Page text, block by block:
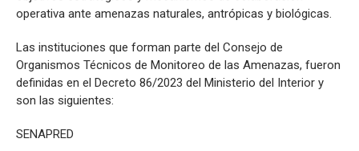
operativa ante amenazas naturales, antrópicas y biológicas.
Las instituciones que forman parte del Consejo de
Organismos Técnicos de Monitoreo de las Amenazas, fueron
definidas en el Decreto 86/2023 del Ministerio del Interior y
son las siguientes:
SENAPRED